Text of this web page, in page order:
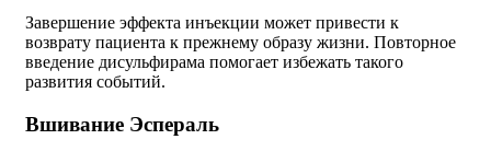
Завершение эффекта инъекции может привести к
возврату пациента к прежнему образу жизни. Повторное
введение дисульфирама помогает избежать такого
развития событий.
Вшивание Эспераль